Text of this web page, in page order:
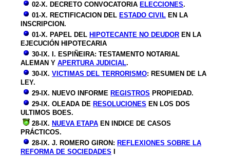
02-X. DECRETO CONVOCATORIA ELECCIONES.
01-X. RECTIFICACION DEL ESTADO CIVIL EN LA
INSCRIPCION.
01-X. PAPEL DEL HIPOTECANTE NO DEUDOR EN LA
EJECUCIÓN HIPOTECARIA
30-IX. I. ESPIÑEIRA: TESTAMENTO NOTARIAL
ALEMAN Y APERTURA JUDICIAL.
30-IX. VICTIMAS DEL TERRORISMO: RESUMEN DE LA
LEY.
29-IX. NUEVO INFORME REGISTROS PROPIEDAD.
29-IX. OLEADA DE RESOLUCIONES EN LOS DOS
ULTIMOS BOES.
28-IX. NUEVA ETAPA EN INDICE DE CASOS
PRÁCTICOS.
28-IX. J. ROMERO GIRON: REFLEXIONES SOBRE LA
REFORMA DE SOCIEDADES